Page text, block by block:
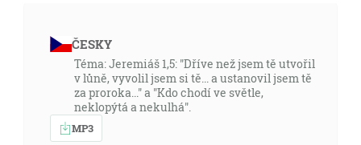
ČESKY
Téma: Jeremiáš 1,5: "Dříve než jsem tě utvořil
v lůně, vyvolil jsem si tě... a ustanovil jsem tě
za proroka..." a "Kdo chodí ve světle,
neklopýtá a nekulhá".
MP3